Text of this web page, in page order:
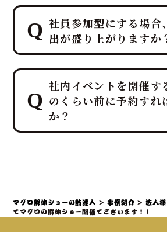
はい、すべて「鮪達人
さい！ 幹事様や会場ス
間は最小限に抑え、イ
ていただける万全のサ
みます。
ホテルレベルのおもてな
トにしており、企画・
く、設営から撤収まで全
ていただきます。
社員参加型にする場合
出が盛り上がりますか
プロのMCと、効果的な
一体感のあるエンタメシ
大迫力の40キロ以上の
ョー」や新鮮な部位の「
験」レポートなどを通
社内イベントを開催す
のくらい前に予約すれ
か？
約いただくことを推奨し
特に、大規模なイベント
マグロ解体ショーの鮪達人 > 事例紹介 >法人様
てマグロの解体ショー開催でございます！！